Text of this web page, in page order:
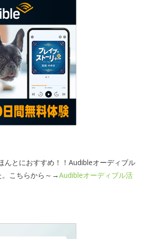
んとにおすすめ！！Audibleオーディブル
。こちらから～→Audibleオーディブル活